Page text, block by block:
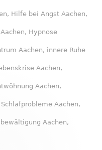
, Hilfe bei Angst Aachen,
, Hypnose
Aachen, innere Ruhe
Aachen,
Aachen,
Schlafprobleme Aachen,
Aachen,